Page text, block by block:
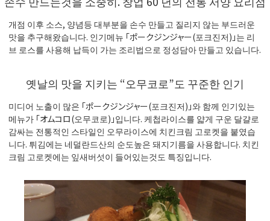
개점 이후 소스, 양념등 대부분을 손수 만들고 질리지 않는 부드러운
맛을 추구해왔습니다. 인기메뉴 「ポークジンジャー(포크진저)」는 리
브 로스를 사용해 납득이 가는 조리법으로 정성담아 만들고 있습니다.
옛날의 맛을 지키는 “오무코로”도 꾸준한 인기
미디어 노출이 많은 「ポークジンジャー(포크진저)」와 함께 인기있는
메뉴가 「オムコロ(오무코로)」입니다. 케첩라이스를 얇게 구운 달걀로
감싸는 전통적인 스타일인 오무라이스에 치킨크림 고로켓을 붙였습
니다. 튀김에는 네덜란드산의 순도높은 돼지기름을 사용합니다. 치킨
크림 고로켓에는 잎새버섯이 들어있는것도 특징입니다.